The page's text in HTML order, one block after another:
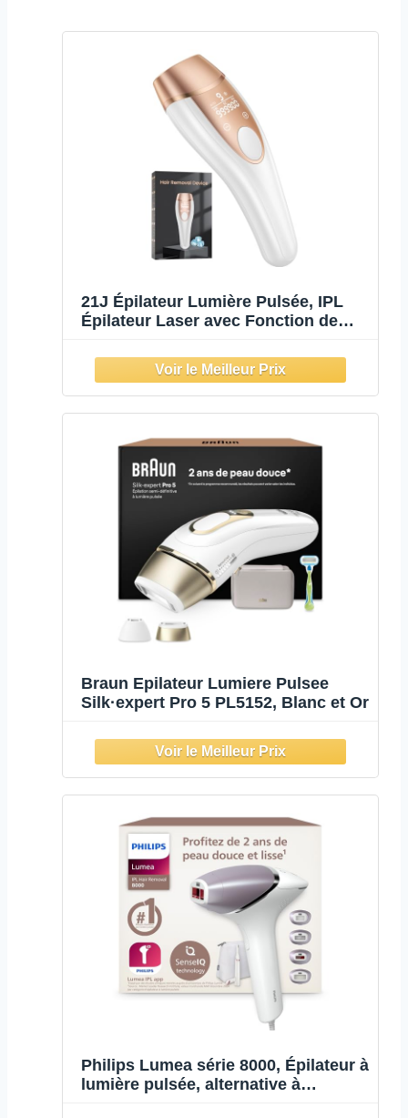
21J Épilateur Lumière Pulsée, IPL
Épilateur Laser avec Fonction de
Maison,9 Niveaux Laser Epilation
pour Femme et Homme, Corps
Aisselles, Blanc
Braun Epilateur Lumiere Pulsee
Silk·expert Pro 5 PL5152, Blanc et Or
Philips Lumea série 8000, Épilateur à
lumière pulsée, alternative à